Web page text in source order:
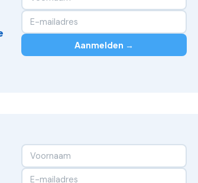
Aanmelden →